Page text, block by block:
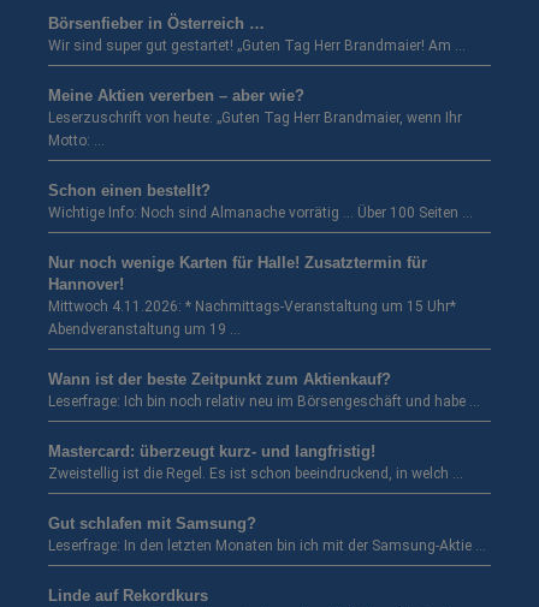
Börsenfieber in Österreich …
Wir sind super gut gestartet! „Guten Tag Herr Brandmaier! Am …
Meine Aktien vererben – aber wie?
Leserzuschrift von heute: „Guten Tag Herr Brandmaier, wenn Ihr
Motto: …
Schon einen bestellt?
Wichtige Info: Noch sind Almanache vorrätig … Über 100 Seiten …
Nur noch wenige Karten für Halle! Zusatztermin für
Hannover!
Mittwoch 4.11.2026: * Nachmittags-Veranstaltung um 15 Uhr*
Abendveranstaltung um 19 …
Wann ist der beste Zeitpunkt zum Aktienkauf?
Leserfrage: Ich bin noch relativ neu im Börsengeschäft und habe …
Mastercard: überzeugt kurz- und langfristig!
Zweistellig ist die Regel. Es ist schon beeindruckend, in welch …
Gut schlafen mit Samsung?
Leserfrage: In den letzten Monaten bin ich mit der Samsung-Aktie …
Linde auf Rekordkurs